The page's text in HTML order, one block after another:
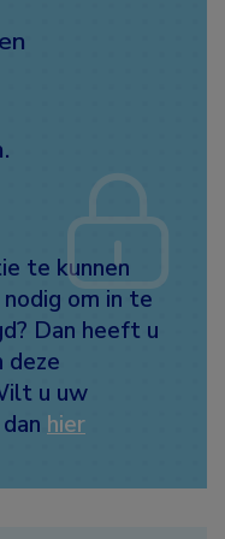
te kunnen
nodig om in te
Dan heeft u
deze
u uw
hier